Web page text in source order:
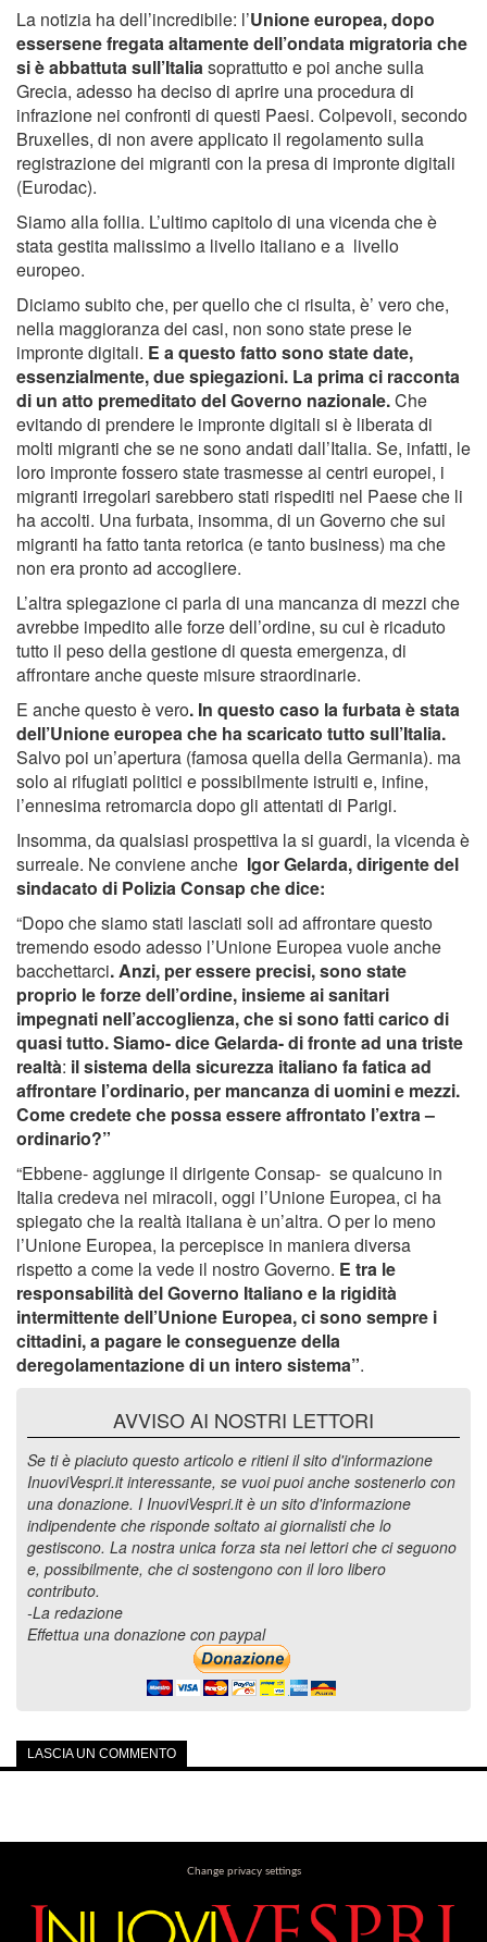
La notizia ha dell’incredibile: l’Unione europea, dopo
essersene fregata altamente dell’ondata migratoria che
si è abbattuta sull’Italiasoprattutto e poi anche sulla
Grecia, adesso ha deciso di aprire una procedura di
infrazione nei confronti di questi Paesi. Colpevoli, secondo
Bruxelles, di non avere applicato il regolamento sulla
registrazione dei migranti con la presa di impronte digitali
(Eurodac).
Siamo alla follia. L’ultimo capitolo di una vicenda che è
stata gestita malissimo a livello italiano e a livello
europeo.
Diciamo subito che, per quello che ci risulta, è’ vero che,
nella maggioranza dei casi, non sono state prese le
impronte digitali. E a questo fatto sono state date,
essenzialmente, due spiegazioni. La prima ci racconta
di un atto premeditato del Governo nazionale.Che
evitando di prendere le impronte digitali si è liberata di
molti migranti che se ne sono andati dall’Italia. Se, infatti, le
loro impronte fossero state trasmesse ai centri europei, i
migranti irregolari sarebbero stati rispediti nel Paese che li
ha accolti. Una furbata, insomma, di un Governo che sui
migranti ha fatto tanta retorica (e tanto business) ma che
non era pronto ad accogliere.
L’altra spiegazione ci parla di una mancanza di mezzi che
avrebbe impedito alle forze dell’ordine, su cui è ricaduto
tutto il peso della gestione di questa emergenza, di
affrontare anche queste misure straordinarie.
E anche questo è vero. In questo caso la furbata è stata
dell’Unione europea che ha scaricato tutto sull’Italia.
Salvo poi un’apertura (famosa quella della Germania). ma
solo ai rifugiati politici e possibilmente istruiti e, infine,
l’ennesima retromarcia dopo gli attentati di Parigi.
Insomma, da qualsiasi prospettiva la si guardi, la vicenda è
surreale. Ne conviene anche Igor Gelarda, dirigente del
sindacato di Polizia Consap che dice:
“Dopo che siamo stati lasciati soli ad affrontare questo
tremendo esodo adesso l’Unione Europea vuole anche
bacchettarci. Anzi, per essere precisi, sono state
proprio le forze dell’ordine, insieme ai sanitari
impegnati nell’accoglienza, che si sono fatti carico di
quasi tutto. Siamo- dice Gelarda- di fronte ad una triste
realtà: il sistema della sicurezza italiano fa fatica ad
affrontare l’ordinario, per mancanza di uomini e mezzi.
Come credete che possa essere affrontato l’extra –
ordinario?”
“Ebbene- aggiunge il dirigente Consap- se qualcuno in
Italia credeva nei miracoli, oggi l’Unione Europea, ci ha
spiegato che la realtà italiana è un’altra. O per lo meno
l’Unione Europea, la percepisce in maniera diversa
rispetto a come la vede il nostro Governo. E tra le
responsabilità del Governo Italiano e la rigidità
intermittente dell’Unione Europea, ci sono sempre i
cittadini, a pagare le conseguenze della
deregolamentazione di un intero sistema”.
AVVISO AI NOSTRI LETTORI
Se ti è piaciuto questo articolo e ritieni il sito d'informazione
InuoviVespri.it interessante, se vuoi puoi anche sostenerlo con
una donazione. I InuoviVespri.it è un sito d'informazione
indipendente che risponde soltato ai giornalisti che lo
gestiscono. La nostra unica forza sta nei lettori che ci seguono
e, possibilmente, che ci sostengono con il loro libero
contributo.
-La redazione
Effettua una donazione con paypal
LASCIA UN COMMENTO
Change privacy settings